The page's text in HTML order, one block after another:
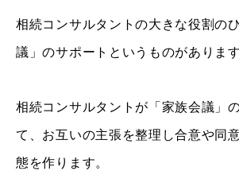
相続コンサルタントの大きな役割の
議」のサポートというものがあります
相続コンサルタントが「家族会議」
て、お互いの主張を整理し合意や同
態を作ります。